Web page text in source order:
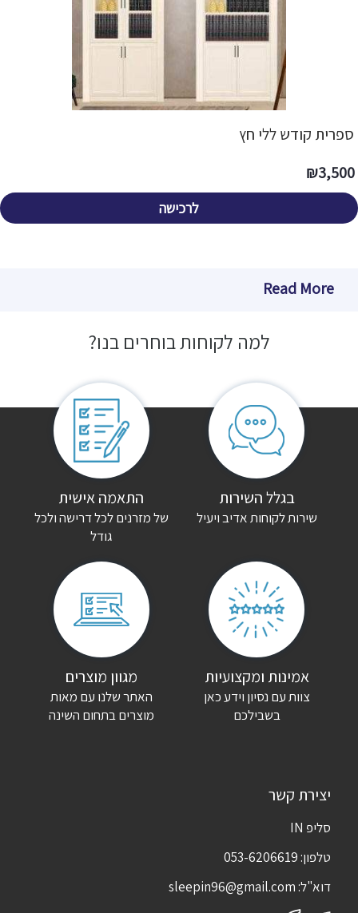
ספרית קודש ללי חץ
3,500
₪
לרכישה
Read More
למה לקוחות בוחרים בנו?
בגלל השירות
שירות לקוחות אדיב ויעיל
התאמה אישית
של מזרנים לכל דרישה ולכל
גודל
אמינות ומקצועיות
צוות עם נסיון וידע כאן
בשבילכם
מגוון מוצרים
האתר שלנו עם מאות
מוצרים בתחום השינה
יצירת קשר
סליפ IN
טלפון:053-6206619
דוא"ל:sleepin96@gmail.com